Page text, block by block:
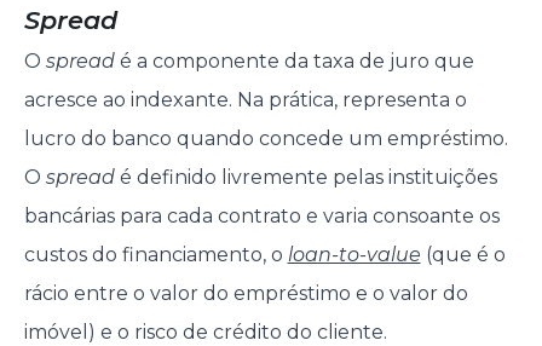
Spread
O spreadé a componente da taxa de juro que
acresce ao indexante. Na prática, representa o
lucro do banco quando concede um empréstimo.
O spreadé definido livremente pelas instituições
bancárias para cada contrato e varia consoante os
custos do financiamento, o loan-to-value (que é o
rácio entre o valor do empréstimo e o valor do
imóvel) e o risco de crédito do cliente.